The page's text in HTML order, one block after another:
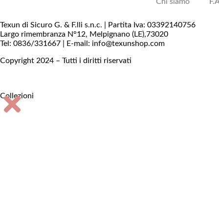
Chi siamo
Texun di Sicuro G. & F.lli s.n.c. | Partita Iva: 03392140756
Largo rimembranza N°12, Melpignano (LE),73020
Tel: 0836/331667 | E-mail: info@texunshop.com
Copyright 2024 – Tutti i diritti riservati
Collezioni
Accessori bagno